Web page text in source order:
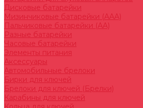
Дисковые батарейки
Мизинчиковые батарейки (AAA)
Пальчиковые батарейки (AA)
Разные батарейки
Часовые батарейки
Элементы питания
Аксессуары
Автомобильные брелоки
Бирки для ключей
Брелоки для ключей (Брелки)
Карабины для ключей